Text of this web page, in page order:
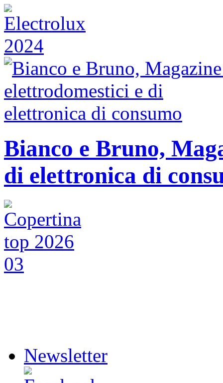
Bianco e Bruno,
di elettronica di
Newsletter